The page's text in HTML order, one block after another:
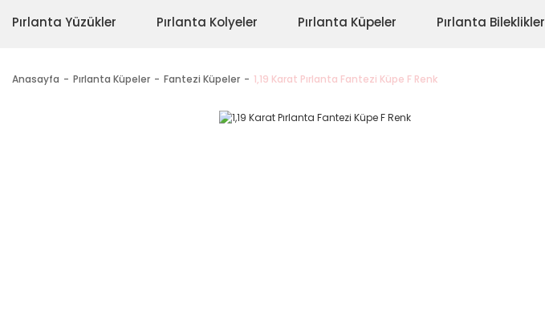
Pırlanta Yüzükler Pırlanta Kolyeler Pırlanta Küpeler Pırlanta Bileklikler
Anasayfa Pırlanta Küpeler Fantezi Küpeler 1,19 Karat Pırlanta Fantezi Küpe F Renk